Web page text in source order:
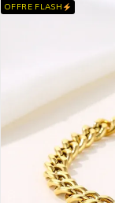
OFFRE FLASH